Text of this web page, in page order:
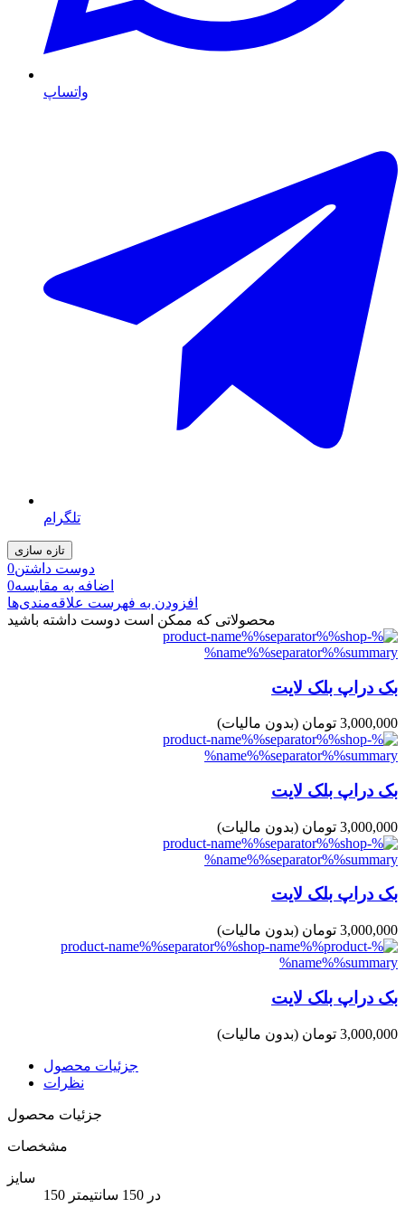
واتساپ
تلگرام
دوست داشتن0
اضافه به مقایسه0
افزودن به فهرست علاقه‌مندی‌ها
محصولاتی که ممکن است دوست داشته باشید
بک دراپ بلک لایت
3,000,000 تومان (بدون مالیات)
بک دراپ بلک لایت
3,000,000 تومان (بدون مالیات)
بک دراپ بلک لایت
3,000,000 تومان (بدون مالیات)
بک دراپ بلک لایت
3,000,000 تومان (بدون مالیات)
جزئیات محصول
نظرات
جزئیات محصول
مشخصات
سایز
150 در 150 سانتیمتر